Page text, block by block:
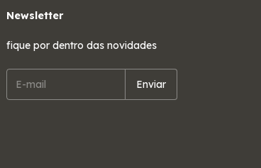
Newsletter
fique por dentro das novidades